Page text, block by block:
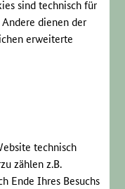
sind technisch für
dienen der
erweiterte
technisch
zählen z.B.
Ende Ihres Besuchs